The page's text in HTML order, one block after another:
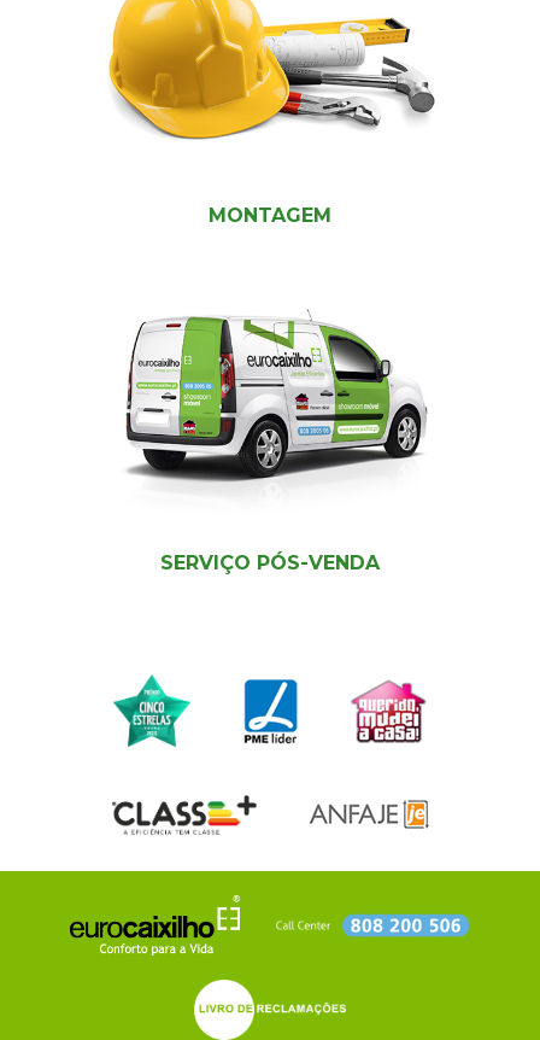
MONTAGEM
SERVIÇO PÓS-VENDA